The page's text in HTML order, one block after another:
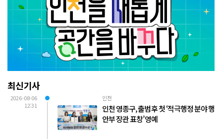
최신기사
2026-08-06
12:31
인천
인천 영종구, 출범 후 첫 ‘적극행정 분야 행
안부 장관 표창’ 영예